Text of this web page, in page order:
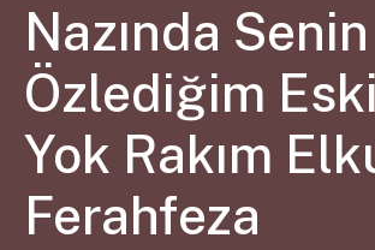
Nazında Senin
Özlediğim
Yok Rakım
Ferahfeza